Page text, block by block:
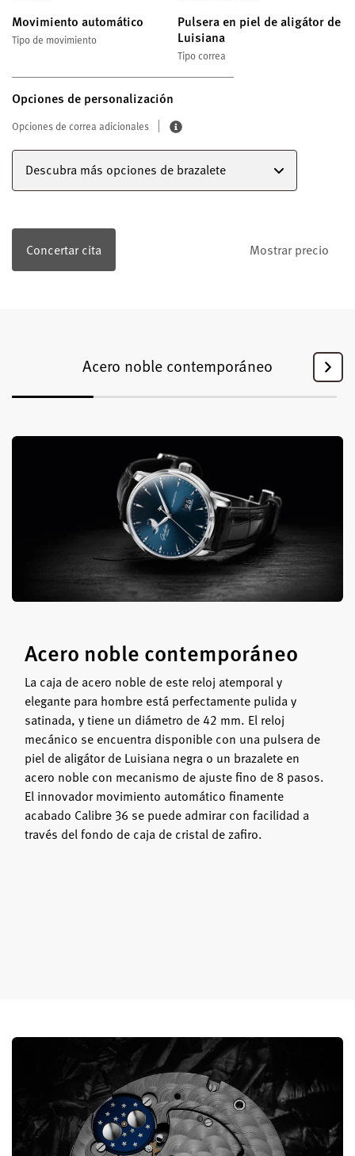
Movimiento automático
Tipo de movimiento
Pulsera en piel de aligátor de
Luisiana
Tipo correa
Opciones de personalización
Opciones de correa adicionales
Descubra más opciones de brazalete
Concertar cita Mostrar precio
Acero noble contemporáneo
Acero noble contemporáneo
La caja de acero noble de este reloj atemporal y
elegante para hombre está perfectamente pulida y
satinada, y tiene un diámetro de 42 mm. El reloj
mecánico se encuentra disponible con una pulsera de
piel de aligátor de Luisiana negra o un brazalete en
acero noble con mecanismo de ajuste fino de 8 pasos.
El innovador movimiento automático finamente
acabado Calibre 36 se puede admirar con facilidad a
través del fondo de caja de cristal de zafiro.